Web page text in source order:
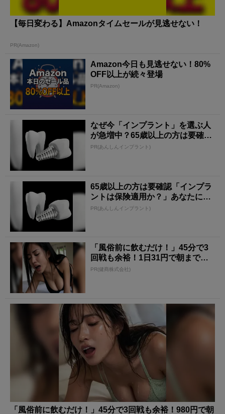
【毎日変わる】Amazonタイムセールが見逃せない！
PR(Amazon)
Amazon今日も見逃せない！80%
OFF以上が続々登場
PR(Amazon)
なぜ今「インプラント」を選ぶ人
が急増中？65歳以上の方は要確
認。抜けた歯の放置は...
PR(あんしんインプラント)
65歳以上の方は要確認「インプラ
ントは保険適用か？」あなたに沿
った治療法や費用を...
PR(あんしんインプラント)
「風俗前に飲むだけ！」45分で3
回戦も余裕！1日31円で朝まで絶
好調
PR(健商株式会社)
「風俗前に飲むだけ！」45分で3回戦も余裕！980円で朝